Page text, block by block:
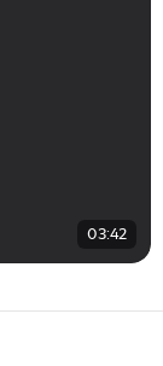
03:42